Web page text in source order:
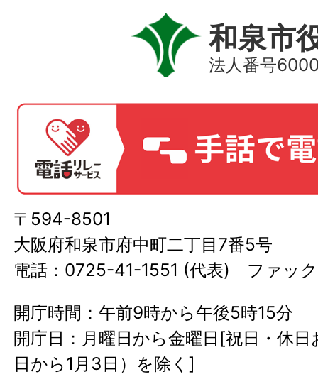
和泉市
法人番号
〒594-8501
大阪府和泉市府中町二丁目7番5号
電話：0725-41-1551 (代表) ファッ
開庁時間：午前9時から午後5時15分
開庁日：月曜日から金曜日[祝日・休
日から1月3日）を除く]